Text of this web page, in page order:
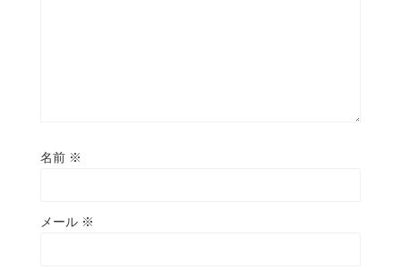
名前 ※
メール ※